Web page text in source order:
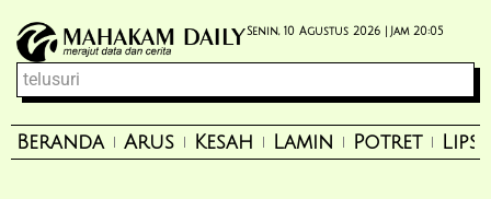
Senin, 10 Agustus 2026 | Jam 20:05
Beranda Arus Kesah Lamin Potret